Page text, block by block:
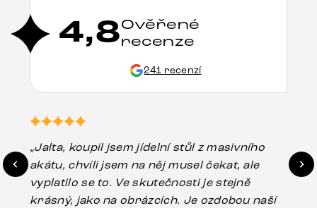
4,8Ověřené
recenze
241 recenzí
„Jalta, koupil jsem jídelní stůl z masivního
akátu, chvíli jsem na něj musel čekat, ale
vyplatilo se to. Ve skutečnosti je stejně
krásný, jako na obrázcích. Je ozdobou naší